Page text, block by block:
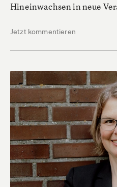
Hineinwachsen in neue
Jetzt kommentieren